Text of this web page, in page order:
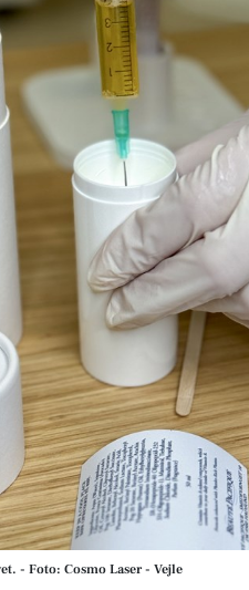
- Foto: Cosmo Laser - Vejle